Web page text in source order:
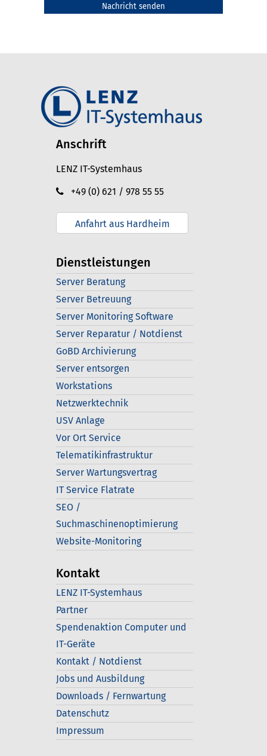
Anschrift
LENZ IT-Systemhaus
+49 (0) 621 / 978 55 55
Anfahrt aus Hardheim
Dienstleistungen
Server Beratung
Server Betreuung
Server Monitoring Software
Server Reparatur / Notdienst
GoBD Archivierung
Server entsorgen
Workstations
Netzwerktechnik
USV Anlage
Vor Ort Service
Telematikinfrastruktur
Server Wartungsvertrag
IT Service Flatrate
SEO /
Suchmaschinenoptimierung
Website-Monitoring
Kontakt
LENZ IT-Systemhaus
Partner
Spendenaktion Computer und
IT-Geräte
Kontakt / Notdienst
Jobs und Ausbildung
Downloads / Fernwartung
Datenschutz
Impressum